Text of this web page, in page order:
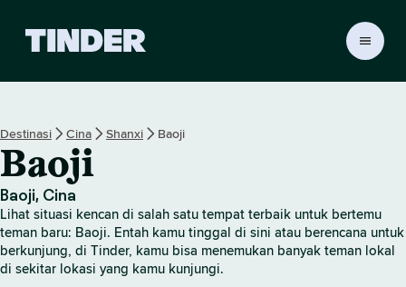
d
n
d
e
r
Destinasi Cina Shanxi Baoji
Baoji
Baoji, Cina
Lihat situasi kencan di salah satu tempat terbaik untuk bertemu
teman baru: Baoji. Entah kamu tinggal di sini atau berencana untuk
berkunjung, di Tinder, kamu bisa menemukan banyak teman lokal
di sekitar lokasi yang kamu kunjungi.